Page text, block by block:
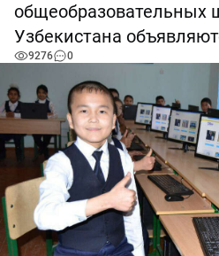
общеобразовательных
Узбекистана
9276 0